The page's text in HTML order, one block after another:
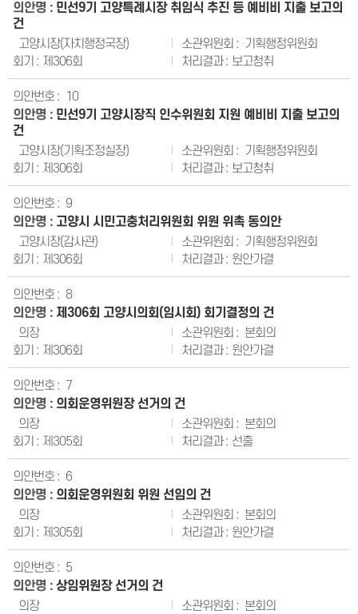
민선9기 고양특례시장 취임식 추진 등 예비비 지출 보고의
건
고양시장(자치행정국장)
기획행정위원회
제306회
보고청취
10
민선9기 고양시장직 인수위원회 지원 예비비 지출 보고의
건
고양시장(기획조정실장)
기획행정위원회
제306회
보고청취
9
고양시 시민고충처리위원회 위원 위촉 동의안
고양시장(감사관)
기획행정위원회
제306회
원안가결
8
제306회 고양시의회(임시회) 회기결정의 건
의장
본회의
제306회
원안가결
7
의회운영위원장 선거의 건
의장
본회의
제305회
선출
6
의회운영위원회 위원 선임의 건
의장
본회의
제305회
원안가결
5
상임위원장 선거의 건
의장
본회의